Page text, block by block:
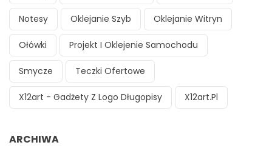
Notesy Oklejanie Szyb Oklejanie Witryn
Ołówki Projekt I Oklejenie Samochodu
Smycze Teczki Ofertowe
X12art - Gadżety Z Logo Długopisy X12art.pl
ARCHIWA